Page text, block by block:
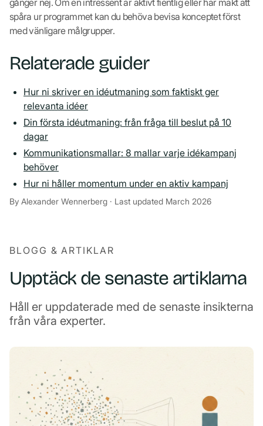
spåra ur programmet kan du behöva bevisa konceptet först
med vänligare målgrupper.
Relaterade guider
Hur ni skriver en idéutmaning som faktiskt ger
relevanta idéer
Din första idéutmaning: från fråga till beslut på 10
dagar
Kommunikationsmallar: 8 mallar varje idékampanj
behöver
Hur ni håller momentum under en aktiv kampanj
By Alexander Wennerberg · Last updated March 2026
BLOGG & ARTIKLAR
Upptäck de senaste artiklarna
Håll er uppdaterade med de senaste insikterna
från våra experter.